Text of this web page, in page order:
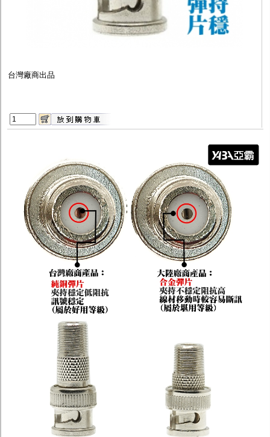
線頭.插座.延長線.HDMI線
集線盒.防水盒.配線盒
電腦工業機殼
台灣廠商出品